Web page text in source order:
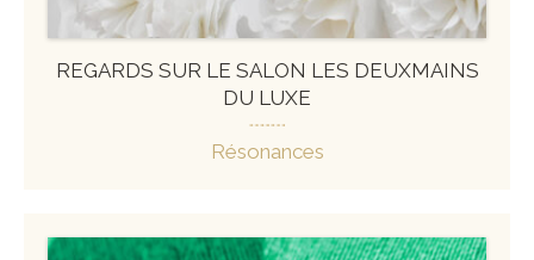
REGARDS SUR LE SALON LES DEUXMAINS
DU LUXE
Résonances